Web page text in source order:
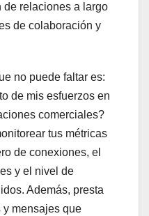
de relaciones a largo
de colaboración y
no puede faltar es:
de mis esfuerzos en
comerciales?
tus métricas
de conexiones, el
y el nivel de
Además, presta
y mensajes que